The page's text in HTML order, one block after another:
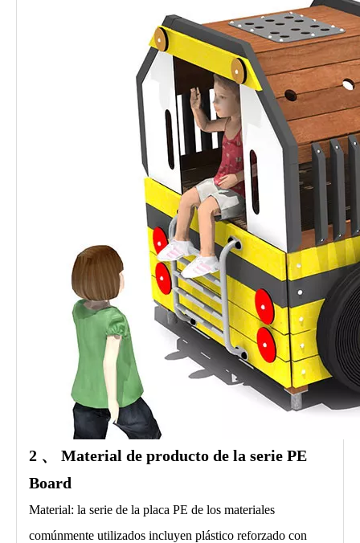
2 、 Material de producto de la serie PE
Board
Material: la serie de la placa PE de los materiales
comúnmente utilizados incluyen plástico reforzado con